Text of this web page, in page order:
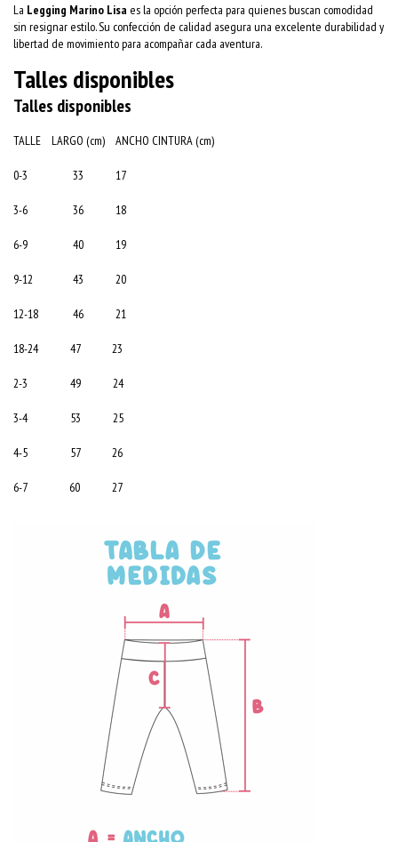
La Legging Marino Lisa es la opción perfecta para quienes buscan comodidad
sin resignar estilo. Su confección de calidad asegura una excelente durabilidad y
libertad de movimiento para acompañar cada aventura.
Talles disponibles
Talles disponibles
TALLE LARGO (cm) ANCHO CINTURA (cm)
0-3 33 17
3-6 36 18
6-9 40 19
9-12 43 20
12-18 46 21
18-24 47 23
2-3 49 24
3-4 53 25
4-5 57 26
6-7 60 27